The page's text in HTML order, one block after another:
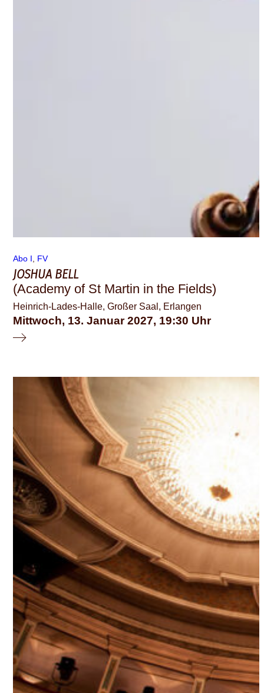
Abo I FV
JOSHUA BELL
(Academy of St Martin in the Fields)
Heinrich-Lades-Halle, Großer Saal, Erlangen
Mittwoch, 13. Januar 2027 19:30